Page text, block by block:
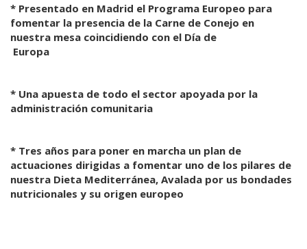
* Presentado en Madrid el Programa Europeo para
fomentar la presencia de la Carne de Conejo en
nuestra mesa coincidiendo con el Día de
Europa
* Una apuesta de todo el sector apoyada por la
administración comunitaria
* Tres años para poner en marcha un plan de
actuaciones dirigidas a fomentar uno de los pilares de
nuestra Dieta Mediterránea, Avalada por us bondades
nutricionales y su origen europeo